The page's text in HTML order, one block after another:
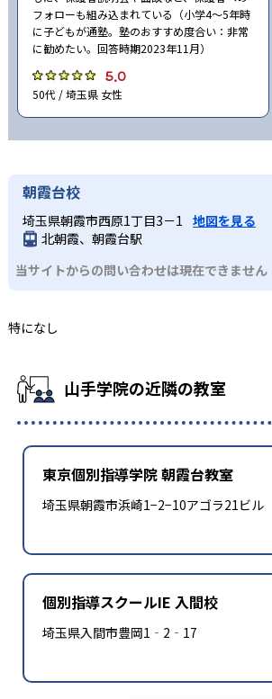
フォローも組み込まれている（小学4〜5年時
に子どもが通塾。塾のおすすめ度合い：非常
に勧めたい。回答時期2023年11月）
5.0
50代 / 埼玉県 女性
朝霞台校
埼玉県朝霞市西原1丁目3－1 地図を見る
北朝霞、朝霞台駅
当サイトからの問い合わせは現在できません
特になし
山手学院の近隣の教室
東京個別指導学院 朝霞台教室
埼玉県朝霞市浜崎1−2−10アゴラ21ビ
個別指導スクールIE 入間校
埼玉県入間市豊岡1‐2‐17